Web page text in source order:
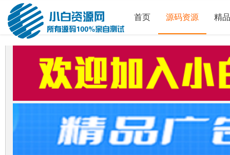
首页 源码资源 精